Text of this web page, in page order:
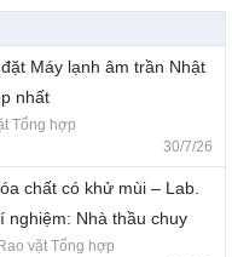
Máy lạnh âm trần Nhật
nhất
Tổng hợp
30/7/26
chất có khử mùi – Lab.
nghiệm: Nhà thầu chuy
Rao vặt Tổng hợp